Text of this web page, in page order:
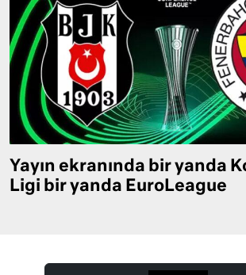
Yayın ekranında bir yanda
Ligi bir yanda EuroLeague